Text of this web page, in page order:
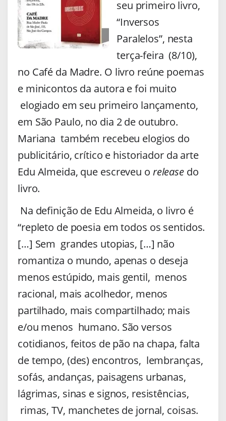
seu primeiro livro,
“Inversos
Paralelos”, nesta
terça-feira (8/10),
no Café da Madre. O livro reúne poemas
e minicontos da autora e foi muito
elogiado em seu primeiro lançamento,
em São Paulo, no dia 2 de outubro.
Mariana também recebeu elogios do
publicitário, crítico e historiador da arte
Edu Almeida, que escreveu o releasedo
livro.
Na definição de Edu Almeida, o livro é
“repleto de poesia em todos os sentidos.
[…] Sem grandes utopias, […] não
romantiza o mundo, apenas o deseja
menos estúpido, mais gentil, menos
racional, mais acolhedor, menos
partilhado, mais compartilhado; mais
e/ou menos humano. São versos
cotidianos, feitos de pão na chapa, falta
de tempo, (des) encontros, lembranças,
sofás, andanças, paisagens urbanas,
lágrimas, sinas e signos, resistências,
rimas, TV, manchetes de jornal, coisas.